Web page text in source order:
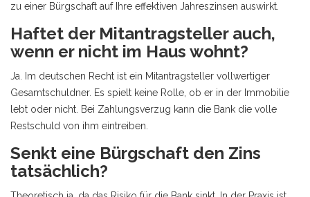
zu einer Bürgschaft auf Ihre effektiven Jahreszinsen auswirkt.
Haftet der Mitantragsteller auch,
wenn er nicht im Haus wohnt?
Ja. Im deutschen Recht ist ein Mitantragsteller vollwertiger
Gesamtschuldner. Es spielt keine Rolle, ob er in der Immobilie
lebt oder nicht. Bei Zahlungsverzug kann die Bank die volle
Restschuld von ihm eintreiben.
Senkt eine Bürgschaft den Zins
tatsächlich?